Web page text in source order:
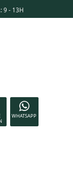
9 - 13H
WHATSAPP